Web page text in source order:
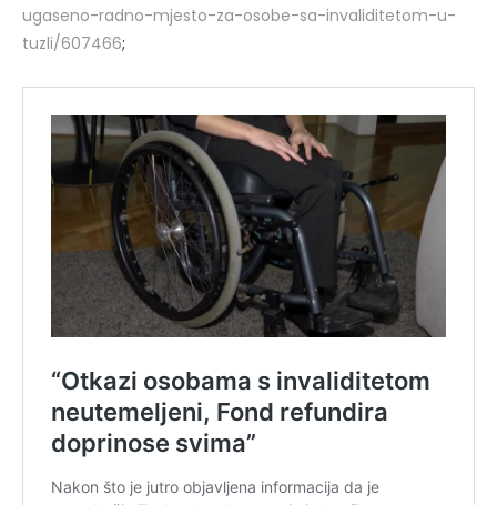
ugaseno-radno-mjesto-za-osobe-sa-invaliditetom-u-
tuzli/607466;